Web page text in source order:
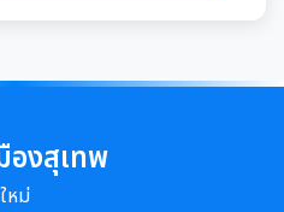
ท้องถิ่น
งเครื่องแบบข้าราชการ
ข้ารับการอบรม
องสุเทพ
หม่